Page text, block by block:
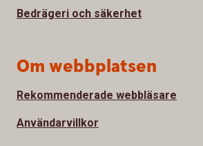
Bedrägeri och säkerhet
Om webbplatsen
Rekommenderade webbläsare
Användarvillkor